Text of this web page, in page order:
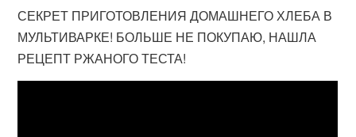
СЕКРЕТ ПРИГОТОВЛЕНИЯ ДОМАШНЕГО ХЛЕБА В
МУЛЬТИВАРКЕ! БОЛЬШЕ НЕ ПОКУПАЮ, НАШЛА
РЕЦЕПТ РЖАНОГО ТЕСТА!